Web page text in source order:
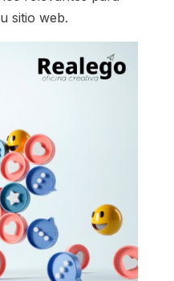
sitio web.